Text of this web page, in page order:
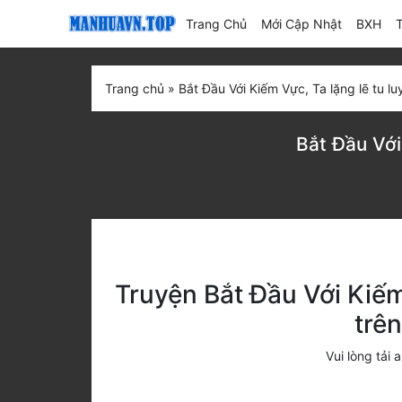
Trang Chủ Mới Cập Nhật(current)
BXH
Trang chủ » Bắt Đầu Với Kiếm Vực, Ta lặng lẽ tu
Bắt Đầu
Truyện Bắt Đầu Với
Vui lòng tải